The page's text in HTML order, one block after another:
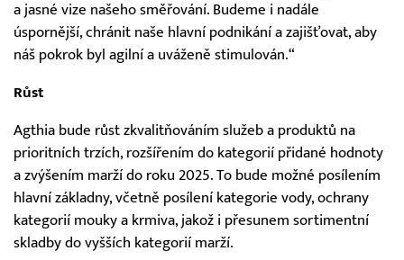
a jasné vize našeho směřování. Budeme i nadále
úspornější, chránit naše hlavní podnikání a zajišťovat, aby
náš pokrok byl agilní a uváženě stimulován.“
Růst
Agthia bude růst zkvalitňováním služeb a produktů na
prioritních trzích, rozšířením do kategorií přidané hodnoty
a zvýšením marží do roku 2025. To bude možné posílením
hlavní základny, včetně posílení kategorie vody, ochrany
kategorií mouky a krmiva, jakož i přesunem sortimentní
skladby do vyšších kategorií marží.